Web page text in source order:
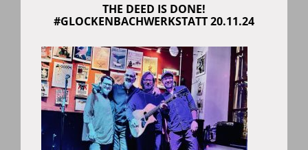
THE DEED IS DONE!
#GLOCKENBACHWERKSTATT 20.11.24